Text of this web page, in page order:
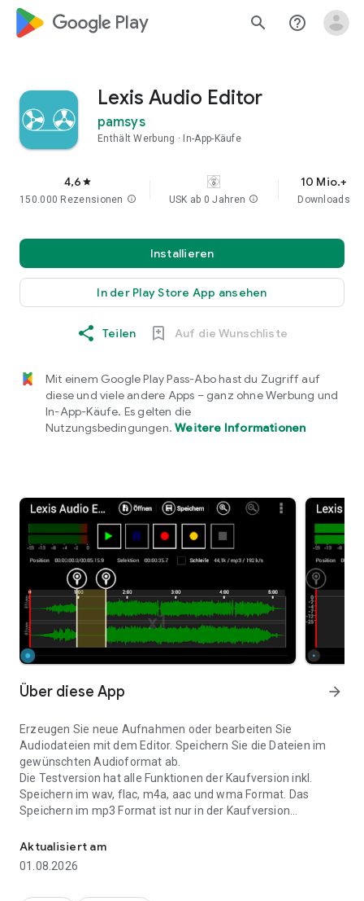
google_logo Play search help_outline
Lexis Audio Editor
pamsys
Enthält Werbung In-App-Käufe
4,6 star
150.000 Rezensionen info USK ab 0 Jahren info
10 Mio.+
Downloads
Installieren
In der Play Store App ansehen
Teilen Auf die Wunschliste
Mit einem Google Play Pass-Abo hast du Zugriff auf
diese und viele andere Apps – ganz ohne Werbung und
In-App-Käufe. Es gelten die
Nutzungsbedingungen.Weitere Informationen
Über diese App arrow_forward
Erzeugen Sie neue Aufnahmen oder bearbeiten Sie
Audiodateien mit dem Editor. Speichern Sie die Dateien im
gewünschten Audioformat ab.
Die Testversion hat alle Funktionen der Kaufversion inkl.
Speichern im wav, flac, m4a, aac und wma Format. Das
Speichern im mp3 Format ist nur in der Kaufversion
- Recorder und Player
- Ausschneiden, Kopieren und Einfügen
Aktualisiert am
01.08.2026